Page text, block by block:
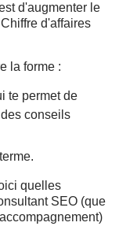
d'augmenter le
d'affaires
la forme :
te permet de
conseils
quelles
SEO (que